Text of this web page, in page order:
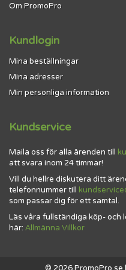
Om PromoPro
Kundlogin
Mina beställningar
Mina adresser
Min personliga information
Kundservice
Maila oss för alla ärenden till
att svara inom 24 timmar!
Vill du hellre diskutera ditt
telefonnummer till
som passar dig för ett samtal.
Läs våra fullständiga köp- och
här: Allmänna Villkor